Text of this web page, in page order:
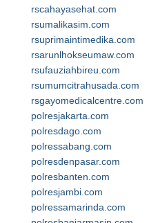
rscahayasehat.com
rsumalikasim.com
rsuprimaintimedika.com
rsarunlhokseumaw.com
rsufauziahbireu.com
rsumumcitrahusada.com
rsgayomedicalcentre.com
polresjakarta.com
polresdago.com
polressabang.com
polresdenpasar.com
polresbanten.com
polresjambi.com
polressamarinda.com